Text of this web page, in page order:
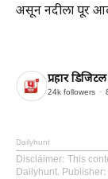
असून नदीला पूर
प्रहार डिजिटल
24k followers
Dailyhunt
Disclaimer: This
Dailyhunt.